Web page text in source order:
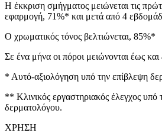
H έκκριση σμήγματος μειώνεται τις
εφαρμογή, 71%* και μετά από 4
Ο χρωματικός τόνος βελτιώνεται, 85%*
Σε ένα μήνα οι πόροι μειώνονται έως
* Αυτό-αξιολόγηση υπό την επίβλεψη
** Κλινικός εργαστηριακός έλεγχος υπό
δερματολόγου.
ΧΡΗΣΗ